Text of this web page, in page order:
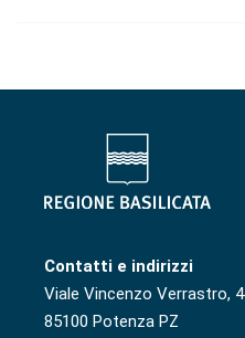
Contatti e indirizzi
Viale Vincenzo Verrastro, 4
85100 Potenza PZ